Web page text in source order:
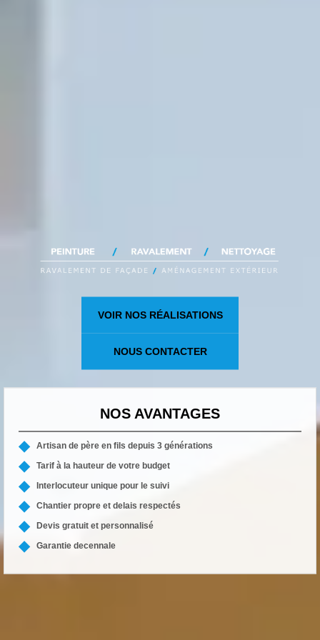
VOIR NOS RÉALISATIONS
NOUS CONTACTER
NOS AVANTAGES
Artisan de père en fils depuis 3 générations
Tarif à la hauteur de votre budget
Interlocuteur unique pour le suivi
Chantier propre et delais respectés
Devis gratuit et personnalisé
Garantie decennale